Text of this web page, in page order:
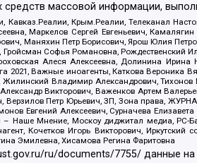
средств массовой информации,
Кавказ.Реалии, Крым.Реалии, Телеканал
Маркелов Сергей Евгеньевич,
Маняхин Петр Борисович, Ярош Юлия
Софья Романовна, Рождественский
Алеся Алексеевна, Долинина
2021, Важные иноагенты, Каткова
Владимир Александрович, Тихонов
Викторович, Важенков Артем
Верзилов Петр Юрьевич, ЗП, Зона права,
Евгений Алексеевич, Сурначева
– Наше Мнение, Москоу диджитал медиа, РС-
Кочетков Игорь Викторович, Иркутский
Эмилевна, Хисамова Регина Фаритовна
ru/documents/7755/ данные